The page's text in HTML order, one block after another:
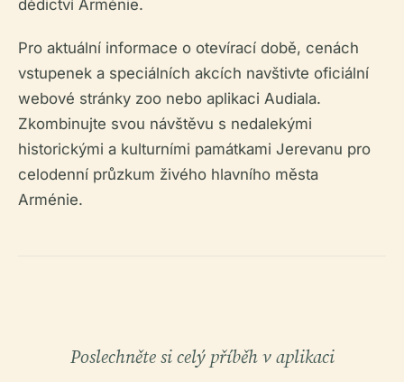
dědictví Arménie.
Pro aktuální informace o otevírací době, cenách
vstupenek a speciálních akcích navštivte oficiální
webové stránky zoo nebo aplikaci Audiala.
Zkombinujte svou návštěvu s nedalekými
historickými a kulturními památkami Jerevanu pro
celodenní průzkum živého hlavního města
Arménie.
Poslechněte si celý příběh v aplikaci